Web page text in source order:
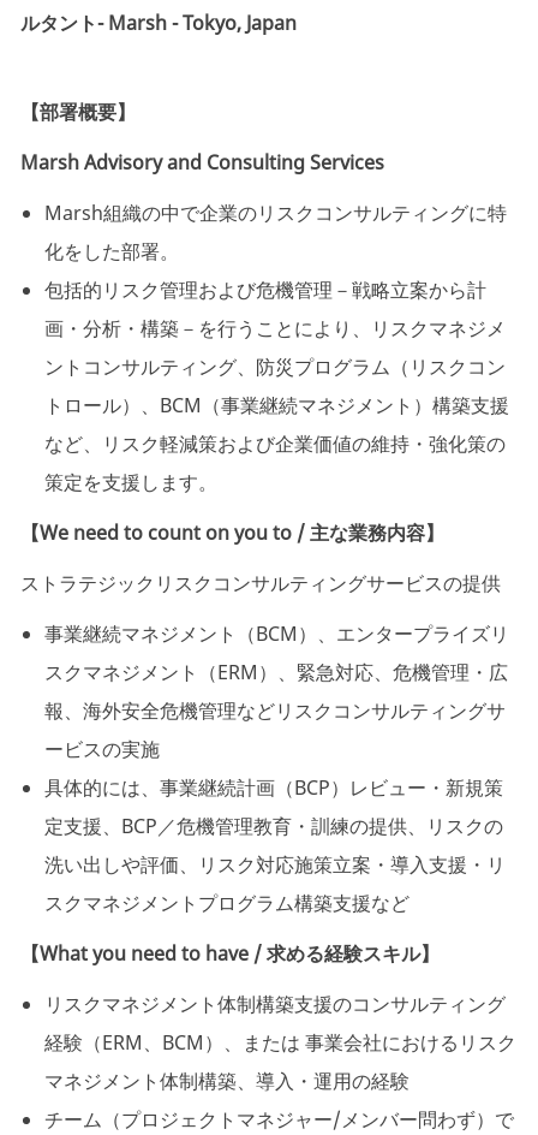
ルタント- Marsh - Tokyo, Japan
【部署概要】
Marsh Advisory and Consulting Services
Marsh組織の中で企業のリスクコンサルティングに特
化をした部署。
包括的リスク管理および危機管理－戦略立案から計
画・分析・構築－を行うことにより、リスクマネジメ
ントコンサルティング、防災プログラム（リスクコン
トロール）、BCM（事業継続マネジメント）構築支援
など、リスク軽減策および企業価値の維持・強化策の
策定を支援します。
【We need to count on you to / 主な業務内容】
ストラテジックリスクコンサルティングサービスの提供
事業継続マネジメント（BCM）、エンタープライズリ
スクマネジメント（ERM）、緊急対応、危機管理・広
報、海外安全危機管理などリスクコンサルティングサ
ービスの実施
具体的には、事業継続計画（BCP）レビュー・新規策
定支援、BCP／危機管理教育・訓練の提供、リスクの
洗い出しや評価、リスク対応施策立案・導入支援・リ
スクマネジメントプログラム構築支援など
【What you need to have / 求める経験スキル】
リスクマネジメント体制構築支援のコンサルティング
経験（ERM、BCM）、または 事業会社におけるリスク
マネジメント体制構築、導入・運用の経験
チーム（プロジェクトマネジャー/メンバー問わず）で